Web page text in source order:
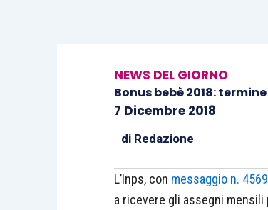
NEWS DEL GIORNO
Bonus bebè 2018:
7 Dicembre 2018
di Redazione
L’Inps, con messaggio n.
a ricevere gli assegni mensili